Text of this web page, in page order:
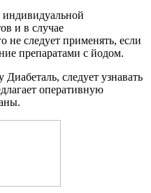
индивидуальной
и в случае
не следует применять, если
препаратами с йодом.
следует узнавать
оперативную